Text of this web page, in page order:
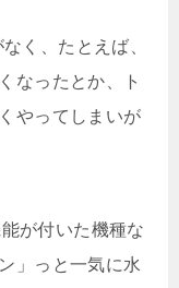
く、たとえば、
なったとか、ト
やってしまいが
が付いた機種な
」っと一気に水